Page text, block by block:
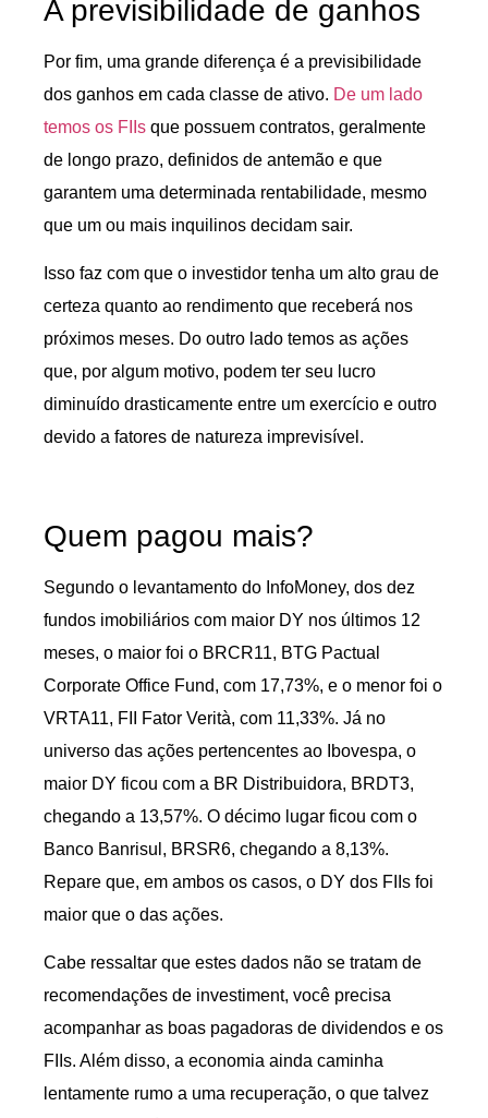
A previsibilidade de ganhos
Por fim, uma grande diferença é a previsibilidade
dos ganhos em cada classe de ativo. De um lado
temos os FIIs que possuem contratos, geralmente
de longo prazo, definidos de antemão e que
garantem uma determinada rentabilidade, mesmo
que um ou mais inquilinos decidam sair.
Isso faz com que o investidor tenha um alto grau de
certeza quanto ao rendimento que receberá nos
próximos meses. Do outro lado temos as ações
que, por algum motivo, podem ter seu lucro
diminuído drasticamente entre um exercício e outro
devido a fatores de natureza imprevisível.
Quem pagou mais?
Segundo o levantamento do InfoMoney, dos dez
fundos imobiliários com maior DY nos últimos 12
meses, o maior foi o BRCR11, BTG Pactual
Corporate Office Fund, com 17,73%, e o menor foi o
VRTA11, FII Fator Verità, com 11,33%. Já no
universo das ações pertencentes ao Ibovespa, o
maior DY ficou com a BR Distribuidora, BRDT3,
chegando a 13,57%. O décimo lugar ficou com o
Banco Banrisul, BRSR6, chegando a 8,13%.
Repare que, em ambos os casos, o DY dos FIIs foi
maior que o das ações.
Cabe ressaltar que estes dados não se tratam de
recomendações de investiment, você precisa
acompanhar as boas pagadoras de dividendos e os
FIIs. Além disso, a economia ainda caminha
lentamente rumo a uma recuperação, o que talvez